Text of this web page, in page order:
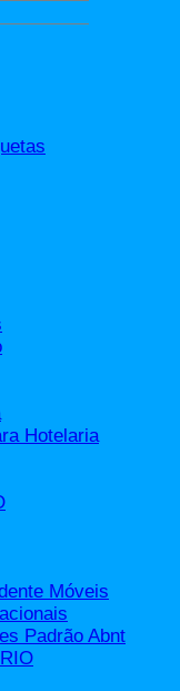
Hotelaria
Móveis
Padrão Abnt
uma tarefa bem
[...]
Corporativo com